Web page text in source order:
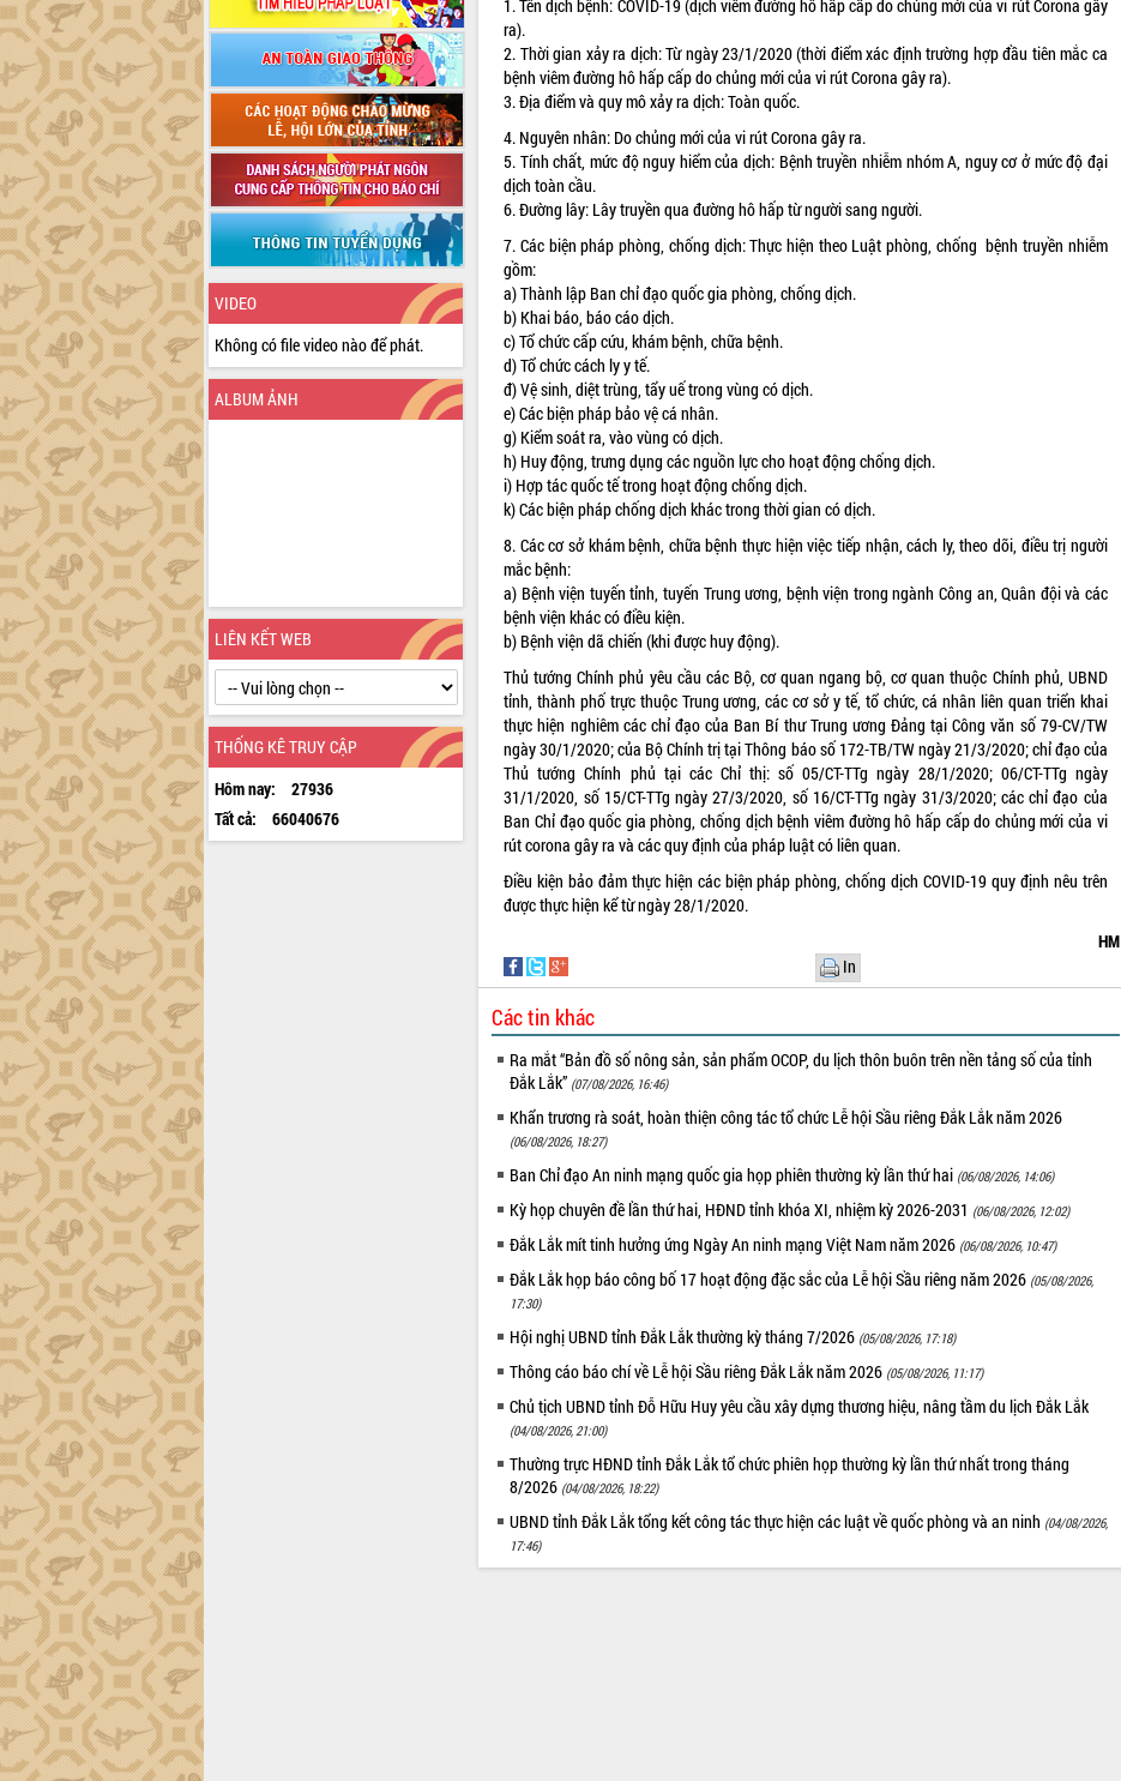
VIDEO
Không có file video nào để phát.
ALBUM ẢNH
LIÊN KẾT WEB
THỐNG KÊ TRUY CẬP
Hôm nay:
27936
Tất cả:
66040676
1. Tên dịch bệnh: COVID-19 (dịch viêm đường hô hấp cấp do chủng mới của vi rút Corona gây
ra).
2. Thời gian xảy ra dịch: Từ ngày 23/1/2020 (thời điểm xác định trường hợp đầu tiên mắc ca
bệnh viêm đường hô hấp cấp do chủng mới của vi rút Corona gây ra).
3. Địa điểm và quy mô xảy ra dịch: Toàn quốc.
4. Nguyên nhân: Do chủng mới của vi rút Corona gây ra.
5. Tính chất, mức độ nguy hiểm của dịch: Bệnh truyền nhiễm nhóm A, nguy cơ ở mức độ đại
dịch toàn cầu.
6. Đường lây: Lây truyền qua đường hô hấp từ người sang người.
7. Các biện pháp phòng, chống dịch: Thực hiện theo Luật phòng, chống bệnh truyền nhiễm
gồm:
a) Thành lập Ban chỉ đạo quốc gia phòng, chống dịch.
b) Khai báo, báo cáo dịch.
c) Tổ chức cấp cứu, khám bệnh, chữa bệnh.
d) Tổ chức cách ly y tế.
đ) Vệ sinh, diệt trùng, tẩy uế trong vùng có dịch.
e) Các biện pháp bảo vệ cá nhân.
g) Kiểm soát ra, vào vùng có dịch.
h) Huy động, trưng dụng các nguồn lực cho hoạt động chống dịch.
i) Hợp tác quốc tế trong hoạt động chống dịch.
k) Các biện pháp chống dịch khác trong thời gian có dịch.
8. Các cơ sở khám bệnh, chữa bệnh thực hiện việc tiếp nhận, cách ly, theo dõi, điều trị người
mắc bệnh:
a) Bệnh viện tuyến tỉnh, tuyến Trung ương, bệnh viện trong ngành Công an, Quân đội và các
bệnh viện khác có điều kiện.
b) Bệnh viện dã chiến (khi được huy động).
Thủ tướng Chính phủ yêu cầu các Bộ, cơ quan ngang bộ, cơ quan thuộc Chính phủ, UBND
tỉnh, thành phố trực thuộc Trung ương, các cơ sở y tế, tổ chức, cá nhân liên quan triển khai
thực hiện nghiêm các chỉ đạo của Ban Bí thư Trung ương Đảng tại Công văn số 79-CV/TW
ngày 30/1/2020; của Bộ Chính trị tại Thông báo số 172-TB/TW ngày 21/3/2020; chỉ đạo của
Thủ tướng Chính phủ tại các Chỉ thị: số 05/CT-TTg ngày 28/1/2020; 06/CT-TTg ngày
31/1/2020, số 15/CT-TTg ngày 27/3/2020, số 16/CT-TTg ngày 31/3/2020; các chỉ đạo của
Ban Chỉ đạo quốc gia phòng, chống dịch bệnh viêm đường hô hấp cấp do chủng mới của vi
rút corona gây ra và các quy định của pháp luật có liên quan.
Điều kiện bảo đảm thực hiện các biện pháp phòng, chống dịch COVID-19 quy định nêu trên
được thực hiện kể từ ngày 28/1/2020.
HM
In
Các tin khác
Ra mắt “Bản đồ số nông sản, sản phẩm OCOP, du lịch thôn buôn trên nền tảng số của tỉnh
Đắk Lắk” (07/08/2026, 16:46)
Khẩn trương rà soát, hoàn thiện công tác tổ chức Lễ hội Sầu riêng Đắk Lắk năm 2026
(06/08/2026, 18:27)
Ban Chỉ đạo An ninh mạng quốc gia họp phiên thường kỳ lần thứ hai (06/08/2026, 14:06)
Kỳ họp chuyên đề lần thứ hai, HĐND tỉnh khóa XI, nhiệm kỳ 2026-2031 (06/08/2026, 12:02)
Đắk Lắk mít tinh hưởng ứng Ngày An ninh mạng Việt Nam năm 2026 (06/08/2026, 10:47)
Đắk Lắk họp báo công bố 17 hoạt động đặc sắc của Lễ hội Sầu riêng năm 2026 (05/08/2026,
17:30)
Hội nghị UBND tỉnh Đắk Lắk thường kỳ tháng 7/2026 (05/08/2026, 17:18)
Thông cáo báo chí về Lễ hội Sầu riêng Đắk Lắk năm 2026 (05/08/2026, 11:17)
Chủ tịch UBND tỉnh Đỗ Hữu Huy yêu cầu xây dựng thương hiệu, nâng tầm du lịch Đắk Lắk
(04/08/2026, 21:00)
Thường trực HĐND tỉnh Đắk Lắk tổ chức phiên họp thường kỳ lần thứ nhất trong tháng
8/2026 (04/08/2026, 18:22)
UBND tỉnh Đắk Lắk tổng kết công tác thực hiện các luật về quốc phòng và an ninh (04/08/2026,
17:46)